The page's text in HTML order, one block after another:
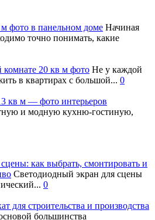
фото в панельном доме Начиная
точно понимать, какие
комнате 20 кв м фото Не у каждой
в квартирах с большой... 0
кв м — фото интерьеров
и модную кухню-гостиную,
как выбрать, смонтировать и
Светодиодный экран для сцены
0
для строительства и производства
большинства